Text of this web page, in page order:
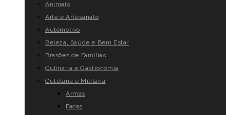
Animais
Arte e Artesanato
Automotivo
Beleza, Saúde e Bem Estar
Brasões de Famílias
Culinária e Gastronomia
Cutelaria e Militaria
Armas
Facas